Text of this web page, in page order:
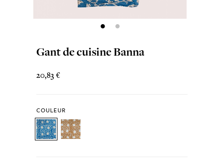
Gant de cuisine Banna
20,83 €
COULEUR